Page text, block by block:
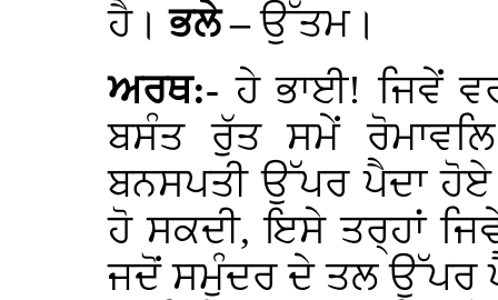
ਹੈ।ਭਲੇ –ਉੱਤਮ।
ਅਰਥ:-ਹੇ ਭਾਈ! ਜਿਵੇਂ
ਬਸੰਤ ਰੁੱਤ ਸਮੇਂ
ਬਨਸਪਤੀ ਉੱਪਰ ਪੈਦਾ ਹੋਏ
ਹੋ ਸਕਦੀ, ਇਸੇ ਤਰ੍ਹਾਂ
ਜਦੋਂ ਸਮੁੰਦਰ ਦੇ ਤਲ ਉੱਪਰ